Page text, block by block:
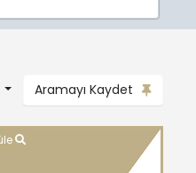
Aramayı Kaydet